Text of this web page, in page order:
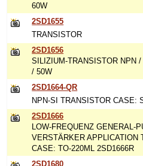
60W
2SD1655
TRANSISTOR
2SD1656
SILIZIUM-TRANSISTOR NPN
/ 50W
2SD1664-QR
NPN-SI TRANSISTOR CASE:
2SD1666
LOW-FREQUENZ GENERAL-
VERSTÄRKER APPLICATION
CASE: TO-220ML 2SD1666R
2SD1680